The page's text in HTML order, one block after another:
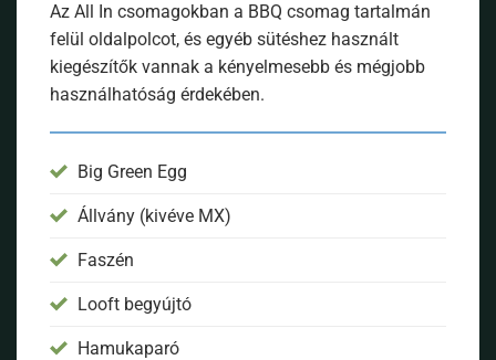
Az All In csomagokban a BBQ csomag tartalmán
felül oldalpolcot, és egyéb sütéshez használt
kiegészítők vannak a kényelmesebb és mégjobb
használhatóság érdekében.
Big Green Egg
Állvány (kivéve MX)
Faszén
Looft begyújtó
Hamukaparó